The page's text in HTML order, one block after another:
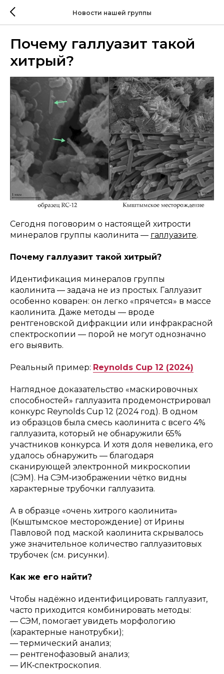
Новости нашей группы
Почему галлуазит такой
хитрый?
Сегодня поговорим о настоящей хитрости
минералов группы каолинита — галлуазите.
Почему галлуазит такой хитрый?
Идентификация минералов группы
каолинита — задача не из простых. Галлуазит
особенно коварен: он легко «прячется» в массе
каолинита. Даже методы — вроде
рентгеновской дифракции или инфракрасной
спектроскопии — порой не могут однозначно
его выявить.
Реальный пример: Reynolds Cup 12 (2024)
Наглядное доказательство «маскировочных
способностей» галлуазита продемонстрировал
конкурс Reynolds Cup 12 (2024 год). В одном
из образцов была смесь каолинита с всего 4%
галлуазита, который не обнаружили 65%
участников конкурса. И хотя доля невелика, его
удалось обнаружить — благодаря
сканирующей электронной микроскопии
(СЭМ). На СЭМ‑изображении чётко видны
характерные трубочки галлуазита.
А в образце «очень хитрого каолинита»
(Кыштымское месторождение) от Ирины
Павловой под маской каолинита скрывалось
уже значительное количество галлуазитовых
трубочек (см. рисунки).
Как же его найти?
Чтобы надёжно идентифицировать галлуазит,
часто приходится комбинировать методы:
— СЭМ, помогает увидеть морфологию
(характерные нанотрубки);
— термический анализ;
— рентгенофазовый анализ;
— ИК‑спектроскопия.